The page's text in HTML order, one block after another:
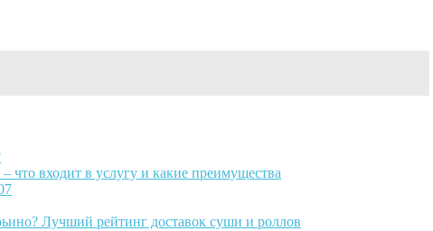
что входит в услугу и какие преимущества
Лучший рейтинг доставок суши и роллов